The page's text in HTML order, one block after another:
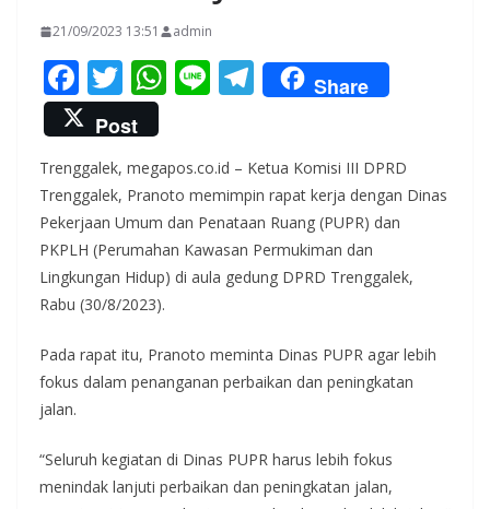
21/09/2023 13:51 admin
F
ac
e
b
o
o
k
T
w
itt
er
W
s
A
p
p
Li T
el
gr
a
m
Share
Post
Trenggalek, megapos.co.id – Ketua Komisi III DPRD
Trenggalek, Pranoto memimpin rapat kerja dengan Dinas
Pekerjaan Umum dan Penataan Ruang (PUPR) dan
PKPLH (Perumahan Kawasan Permukiman dan
Lingkungan Hidup) di aula gedung DPRD Trenggalek,
Rabu (30/8/2023).
Pada rapat itu, Pranoto meminta Dinas PUPR agar lebih
fokus dalam penanganan perbaikan dan peningkatan
jalan.
“Seluruh kegiatan di Dinas PUPR harus lebih fokus
menindak lanjuti perbaikan dan peningkatan jalan,